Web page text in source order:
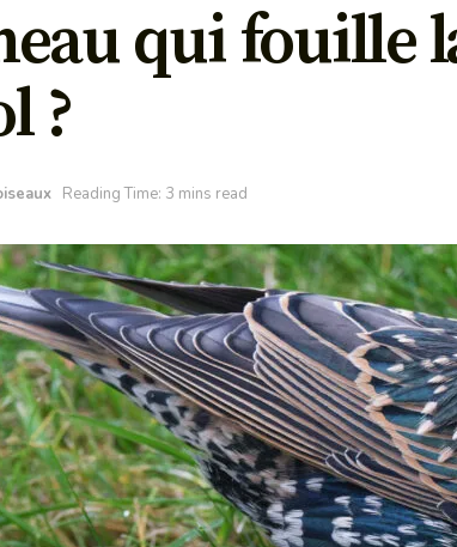
qui fouille
?
Reading Time: 3 mins read